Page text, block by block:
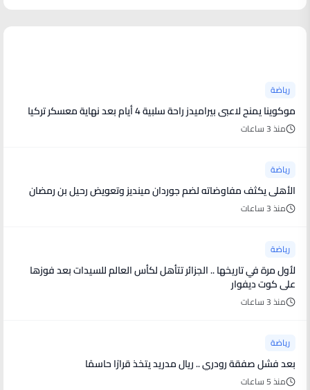
رياضة
موكوينا يمنح لاعبى بيراميدز راحة سلبية 4 أيام بعد نهاية معسكر تركيا
منذ 3 ساعات
رياضة
الأهلى يكثف مفاوضاته لضم جوردان مينديز وتعويض رحيل بن رمضان
منذ 3 ساعات
رياضة
لأول مرة في تاريخها .. الجزائر تتأهل لكأس العالم للسيدات بعد فوزها
على كوت ديفوار
منذ 3 ساعات
رياضة
بعد فشل صفقة رودري .. ريال مدريد يتخذ قرارًا حاسمًا
منذ 5 ساعات